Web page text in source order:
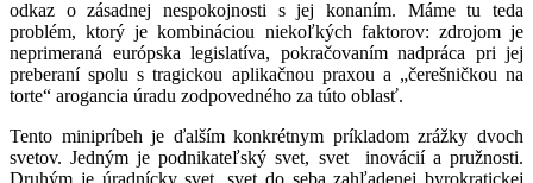
odkaz o zásadnej nespokojnosti s jej konaním. Máme tu teda
problém, ktorý je kombináciou niekoľkých faktorov: zdrojom je
neprimeraná európska legislatíva, pokračovaním nadpráca pri jej
preberaní spolu s tragickou aplikačnou praxou a „čerešničkou na
torte“ arogancia úradu zodpovedného za túto oblasť.
Tento minipríbeh je ďalším konkrétnym príkladom zrážky dvoch
svetov. Jedným je podnikateľský svet, svet inovácií a pružnosti.
Druhým je úradnícky svet, svet do seba zahľadenej byrokratickej